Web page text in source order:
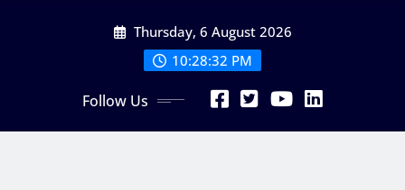
Thursday, 6 August 2026
10:28:33 PM
Follow Us